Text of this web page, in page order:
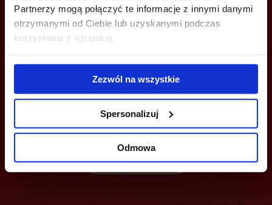
Partnerzy mogą połączyć te informacje z innymi danymi
otrzymanymi od Ciebie lub uzyskanymi podczas
korzystania z ich usług.
Zezwól na wszystkie
Spersonalizuj
Odmowa
MOŻESZ TEŻ ZOSTAWIĆ SWÓJ NUMER, A MY SKONTAKTUJEMY SIĘ
Wyślij